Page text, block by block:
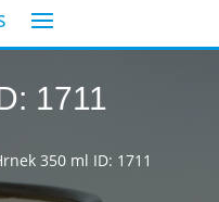
1711
350 ml ID: 1711